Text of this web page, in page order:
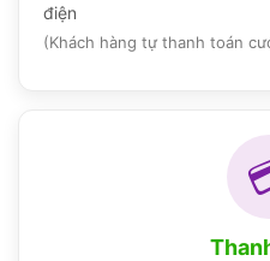
điện
(Khách hàng tự thanh toán